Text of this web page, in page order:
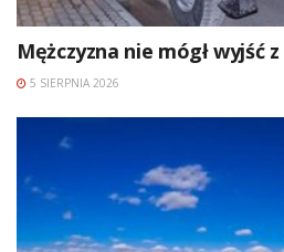
Mężczyzna nie mógł wyjść
5 SIERPNIA 2026